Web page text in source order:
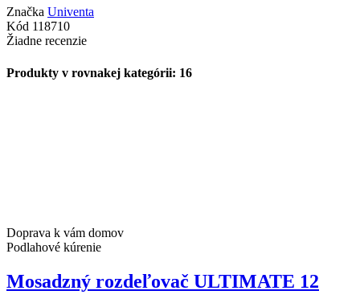
Značka Univenta
Kód 118710
Žiadne recenzie
Produkty v rovnakej kategórii: 16
Doprava k vám domov
Podlahové kúrenie
Mosadzný rozdeľovač ULTIMATE 12